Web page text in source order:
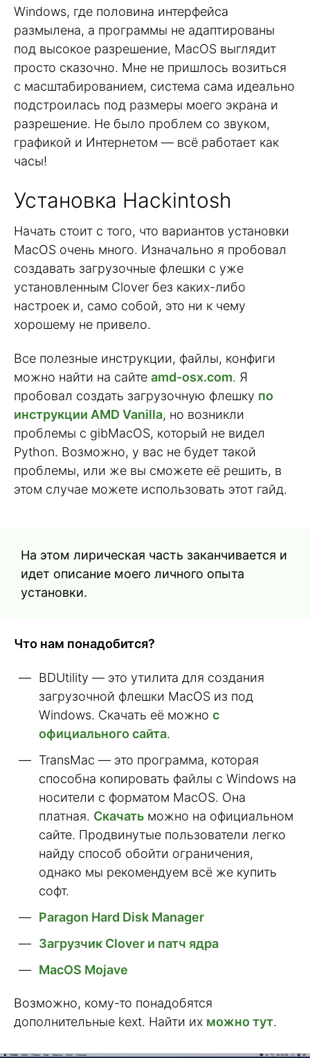
Windows, где половина интерфейса
размылена, а программы не адаптированы
под высокое разрешение, MacOS выглядит
просто сказочно. Мне не пришлось возиться
с масштабированием, система сама идеально
подстроилась под размеры моего экрана и
разрешение. Не было проблем со звуком,
графикой и Интернетом — всё работает как
часы!
Установка Hackintosh
Начать стоит с того, что вариантов установки
MacOS очень много. Изначально я пробовал
создавать загрузочные флешки с уже
установленным Clover без каких-либо
настроек и, само собой, это ни к чему
хорошему не привело.
Все полезные инструкции, файлы, конфиги
можно найти на сайте amd-osx.com. Я
пробовал создать загрузочную флешку по
инструкции AMD Vanilla, но возникли
проблемы с gibMacOS, который не видел
Python. Возможно, у вас не будет такой
проблемы, или же вы сможете её решить, в
этом случае можете использовать этот гайд.
На этом лирическая часть заканчивается и
идет описание моего личного опыта
установки.
Что нам понадобится?
BDUtility — это утилита для создания
загрузочной флешки MacOS из под
Windows. Скачать её можно с
официального сайта.
TransMac — это программа, которая
способна копировать файлы с Windows на
носители с форматом MacOS. Она
платная. Скачать можно на официальном
сайте. Продвинутые пользователи легко
найду способ обойти ограничения,
однако мы рекомендуем всё же купить
софт.
Paragon Hard Disk Manager
Загрузчик Clover и патч ядра
MacOS Mojave
Возможно, кому-то понадобятся
дополнительные kext. Найти их можно тут.